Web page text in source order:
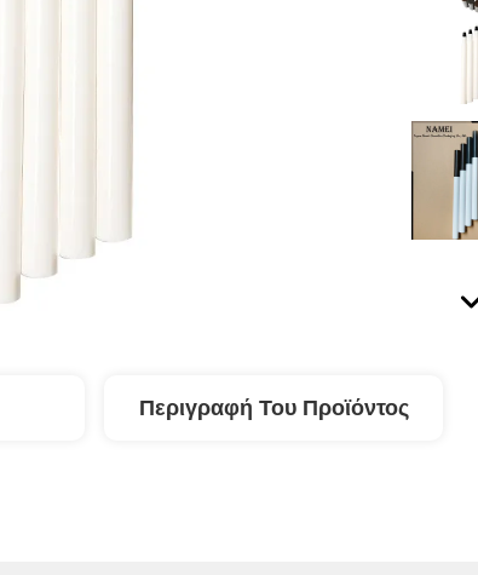
Περιγραφή Του Προϊόντος